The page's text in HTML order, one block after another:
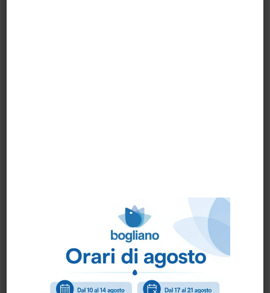
DISTRIBUTORE
art.AP562F
(materiale monouso
sfuso)
PRONTA CONSEGNA